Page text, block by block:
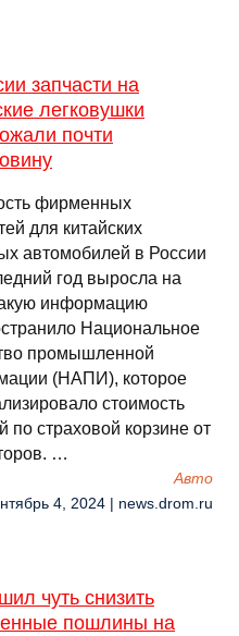
запчасти на
легковушки
почти
фирменных
для китайских
автомобилей в России
год выросла на
информацию
Национальное
промышленной
(НАПИ), которое
стоимость
по страховой корзине от
…
Авто
4, 2024 | news.drom.ru
чуть снизить
пошлины на